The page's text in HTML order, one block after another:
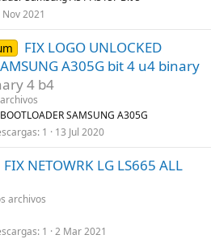
2021
FIX LOGO UNLOCKED
A305G bit 4 u4 binary
4 b4
SAMSUNG A305G
1 13 Jul 2020
FIX NETOWRK LG LS665 ALL
archivos
1 2 Mar 2021